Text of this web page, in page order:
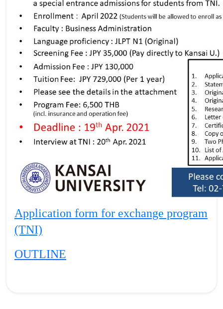
Application form for exchange program
(TNI)
OUTLINE